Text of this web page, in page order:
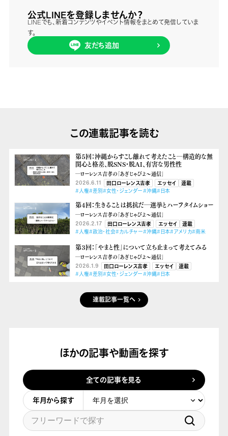
公式LINEを登録しませんか？
LINEでも、新着コンテンツやイベント情報をまとめて発信していま
す。
友だち追加
この連載記事を読む
第５回：沖縄からすこし離れて考えたこと―構造的な無
関心と格差、脱SNS・脱AI、有害な男性性
―ローレンス吉孝の「あぎじゃびよ〜通信」
2026.6.11 田口ローレンス吉孝 エッセイ
連載
#人権#差別#女性・ジェンダー#沖縄#日本
第４回：生きることは抵抗だ―選挙とハーフタイムショー
―ローレンス吉孝の「あぎじゃびよ〜通信」
2026.2.17 田口ローレンス吉孝 エッセイ
連載
#人権#政治・社会#カルチャー#沖縄#日本#アメリカ#南米
第３回：「やまと性」について立ち止まって考えてみる
―ローレンス吉孝の「あぎじゃびよ〜通信」
2026.1.9 田口ローレンス吉孝 エッセイ
連載
#人権#差別#女性・ジェンダー#沖縄#日本
連載記事一覧へ
ほかの記事や動画を探す
全ての記事を見る
年月から探す